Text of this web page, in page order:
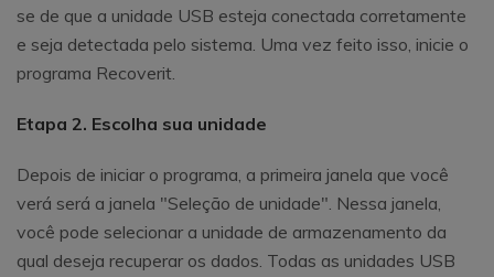
se de que a unidade USB esteja conectada corretamente
e seja detectada pelo sistema. Uma vez feito isso, inicie o
programa Recoverit.
Etapa 2. Escolha sua unidade
Depois de iniciar o programa, a primeira janela que você
verá será a janela "Seleção de unidade". Nessa janela,
você pode selecionar a unidade de armazenamento da
qual deseja recuperar os dados. Todas as unidades USB